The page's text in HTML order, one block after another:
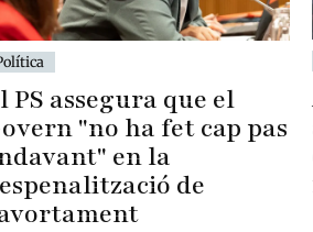
PS assegura que el
"no ha fet cap pas
en la
de